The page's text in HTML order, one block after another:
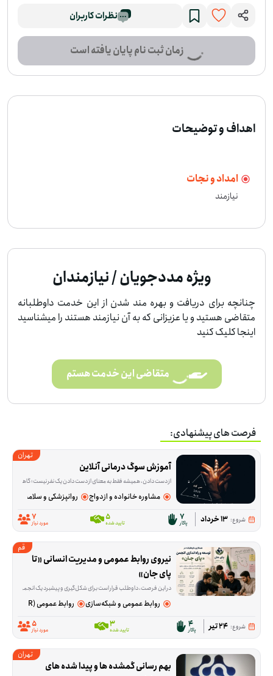
نظرات کاربران
زمان ثبت نام پایان یافته است
اهداف و توضیحات
امداد و نجات
نیازمند
ویژه مددجویان / نیازمندان
چنانچه برای دریافت و بهره مند شدن از این خدمت داوطلبانه
متقاضی هستید و یا عزیزانی که به آن نیازمند هستند را میشناسید
اینجا کلیک کنید
متقاضی این خدمت هستم
فرصت های پیشنهادی:
تهران
آموزش سوگ درمانی آنلاین
از دست دادن، همیشه فقط به معنای از دست دادن یک نفر نیست؛ گاهی آدم‌ها با فقدان آرامش، امنیت یا بخشی از زندگی روزمره‌شان هم درگیر می‌شوند و حرف زدن
مشاوره خانواده و ازدواج روانپزشکی و سلامت روان
شروع: 13 خرداد 7
پاکار 5
تایید شده 7
مورد نیاز
قم
نیروی روابط عمومی و مدیریت انسانی «تا
پای جان»
در این فرصت، داوطلب قرار است برای شکل‌گیری و پیشبرد یک انجمن مشارکت‌محور آنلاین در شرایط بحرانی و جنگی نقش تیم نیروی انسانی و روابط عمومی را بر عهده بگیرد. بخش مهم کار، ارتباط گرفتن با افراد، پیگیری کارها و کمک به هماهنگ شدن مسیر فعالیت‌هاست تا وب سایت مجموعه «تا پای جان» بتواند منسجم‌تر جلو
روابط عمومی و شبکه‌سازی روابط عمومی (PR)
شروع: 24 تیر 4
پاکار 3
تایید شده 5
مورد نیاز
تهران